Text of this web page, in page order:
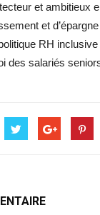
et ambitieux
et
RH
des salariés